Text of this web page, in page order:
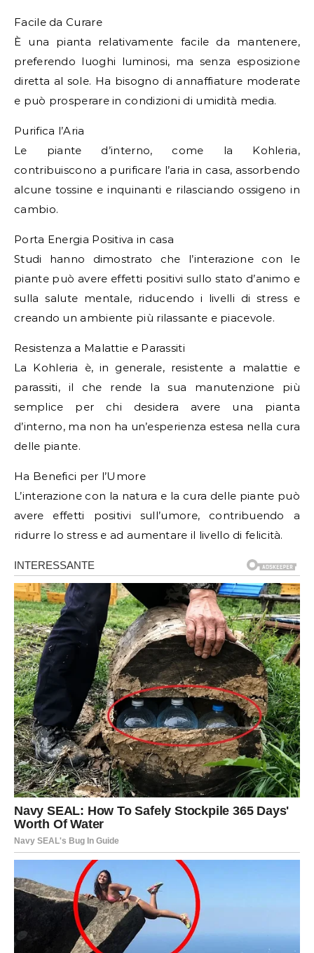
Facile da Curare
È una pianta relativamente facile da mantenere,
preferendo luoghi luminosi, ma senza esposizione
diretta al sole. Ha bisogno di annaffiature moderate
e può prosperare in condizioni di umidità media.
Purifica l’Aria
Le piante d’interno, come la Kohleria,
contribuiscono a purificare l’aria in casa, assorbendo
alcune tossine e inquinanti e rilasciando ossigeno in
cambio.
Porta Energia Positiva in casa
Studi hanno dimostrato che l’interazione con le
piante può avere effetti positivi sullo stato d’animo e
sulla salute mentale, riducendo i livelli di stress e
creando un ambiente più rilassante e piacevole.
Resistenza a Malattie e Parassiti
La Kohleria è, in generale, resistente a malattie e
parassiti, il che rende la sua manutenzione più
semplice per chi desidera avere una pianta
d’interno, ma non ha un’esperienza estesa nella cura
delle piante.
Ha Benefici per l’Umore
L’interazione con la natura e la cura delle piante può
avere effetti positivi sull’umore, contribuendo a
ridurre lo stress e ad aumentare il livello di felicità.